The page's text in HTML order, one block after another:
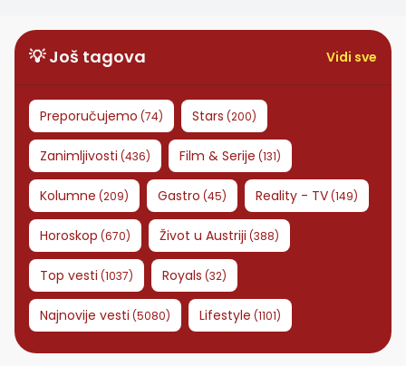
💡 Još tagova Vidi sve
Preporučujemo (74) Stars (200)
Zanimljivosti (436) Film & Serije (131)
Kolumne (209) Gastro (45) Reality - TV(149)
Horoskop (670) Život u Austriji (388)
Top vesti (1037) Royals (32)
Najnovije vesti (5080) Lifestyle (1101)